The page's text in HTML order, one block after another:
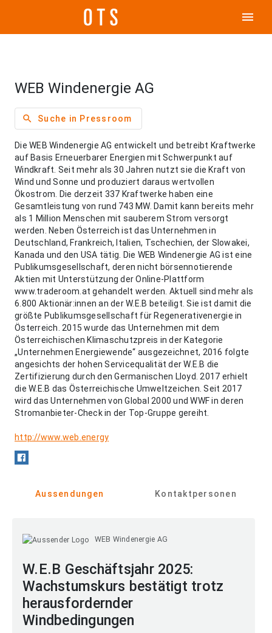
menu
WEB Windenergie AG
search Suche in Pressroom
Die WEB Windenergie AG entwickelt und betreibt Kraftwerke
auf Basis Erneuerbarer Energien mit Schwerpunkt auf
Windkraft. Seit mehr als 30 Jahren nutzt sie die Kraft von
Wind und Sonne und produziert daraus wertvollen
Ökostrom. Die derzeit 337 Kraftwerke haben eine
Gesamtleistung von rund 743 MW. Damit kann bereits mehr
als 1 Million Menschen mit sauberem Strom versorgt
werden. Neben Österreich ist das Unternehmen in
Deutschland, Frankreich, Italien, Tschechien, der Slowakei,
Kanada und den USA tätig. Die WEB Windenergie AG ist eine
Publikumsgesellschaft, deren nicht börsennotierende
Aktien mit Unterstützung der Online-Plattform
www.traderoom.at gehandelt werden. Aktuell sind mehr als
6.800 Aktionär:innen an der W.E.B beteiligt. Sie ist damit die
größte Publikumsgesellschaft für Regenerativenergie in
Österreich. 2015 wurde das Unternehmen mit dem
Österreichischen Klimaschutzpreis in der Kategorie
„Unternehmen Energiewende“ ausgezeichnet, 2016 folgte
angesichts der hohen Servicequalität der W.E.B die
Zertifizierung durch den Germanischen Lloyd. 2017 erhielt
die W.E.B das Österreichische Umweltzeichen. Seit 2017
wird das Unternehmen von Global 2000 und WWF in deren
Stromanbieter-Check in der Top-Gruppe gereiht.
http://www.web.energy
Aussendungen Kontaktpersonen
WEB Windenergie AG
W.E.B Geschäftsjahr 2025:
Wachstumskurs bestätigt trotz
herausfordernder
Windbedingungen